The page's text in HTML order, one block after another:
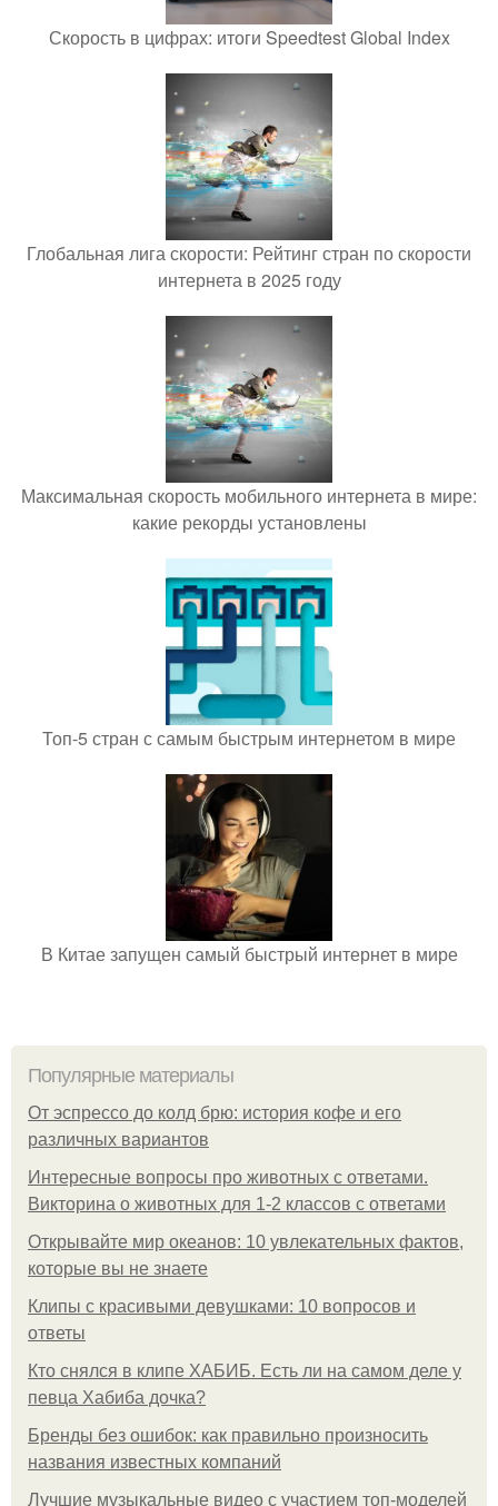
Скорость в цифрах: итоги Speedtest Global Index
Глобальная лига скорости: Рейтинг стран по скорости
интернета в 2025 году
Максимальная скорость мобильного интернета в мире:
какие рекорды установлены
Топ-5 стран с самым быстрым интернетом в мире
В Китае запущен самый быстрый интернет в мире
Популярные материалы
От эспрессо до колд брю: история кофе и его
различных вариантов
Интересные вопросы про животных с ответами.
Викторина о животных для 1-2 классов с ответами
Открывайте мир океанов: 10 увлекательных фактов,
которые вы не знаете
Клипы с красивыми девушками: 10 вопросов и
ответы
Кто снялся в клипе ХАБИБ. Есть ли на самом деле у
певца Хабиба дочка?
Бренды без ошибок: как правильно произносить
названия известных компаний
Лучшие музыкальные видео с участием топ-моделей